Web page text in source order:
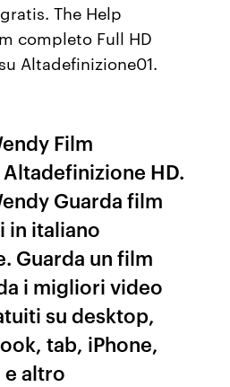
The Help
completo Full HD
Altadefinizione01.
Film
HD.
Guarda film
in italiano
Guarda un film
i migliori video
su desktop,
tab, iPhone,
e altro